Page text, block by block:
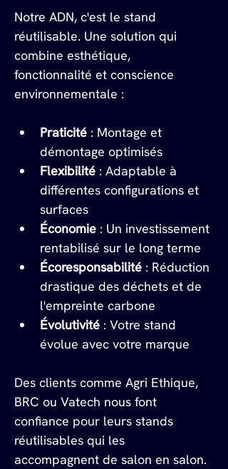
Notre ADN, c'est le stand
réutilisable. Une solution qui
combine esthétique,
fonctionnalité et conscience
environnementale :
Praticité : Montage et
démontage optimisés
Flexibilité : Adaptable à
différentes configurations et
surfaces
Économie : Un investissement
rentabilisé sur le long terme
Écoresponsabilité : Réduction
drastique des déchets et de
l'empreinte carbone
Évolutivité : Votre stand
évolue avec votre marque
Des clients comme Agri Ethique,
BRC ou Vatech nous font
confiance pour leurs stands
réutilisables qui les
accompagnent de salon en salon.